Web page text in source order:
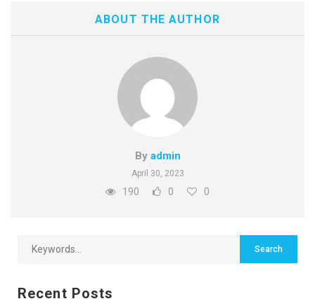
ABOUT THE AUTHOR
By admin
April 30, 2023
190 0 0
Recent Posts